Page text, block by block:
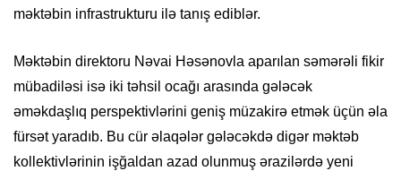
məktəbin infrastrukturu ilə tanış ediblər.
Məktəbin direktoru Nəvai Həsənovla aparılan səmərəli fikir
mübadiləsi isə iki təhsil ocağı arasında gələcək
əməkdaşlıq perspektivlərini geniş müzakirə etmək üçün əla
fürsət yaradıb. Bu cür əlaqələr gələcəkdə digər məktəb
kollektivlərinin işğaldan azad olunmuş ərazilərdə yeni